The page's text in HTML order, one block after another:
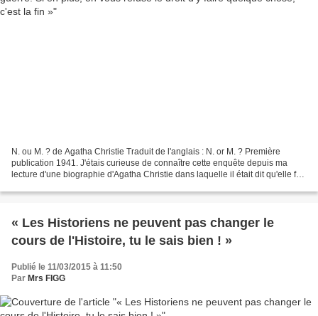
N. ou M. ? de Agatha Christie Traduit de l'anglais : N. or M. ? Première
publication 1941. J'étais curieuse de connaître cette enquête depuis ma
lecture d'une biographie d'Agatha Christie dans laquelle il était dit qu'elle fut
« Les Historiens ne peuvent pas changer le
cours de l'Histoire, tu le sais bien ! »
Publié le 11/03/2015 à 11:50
Par Mrs FIGG